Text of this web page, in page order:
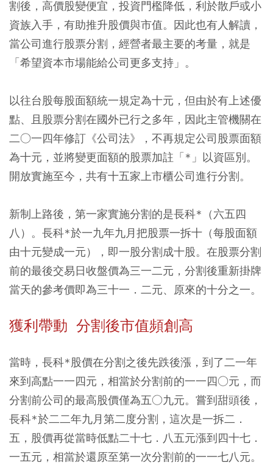
割後，高價股變便宜，投資門檻降低，利於散戶或小
資族入手，有助推升股價與市值。因此也有人解讀，
當公司進行股票分割，經營者最主要的考量，就是
「希望資本市場能給公司更多支持」。
以往台股每股面額統一規定為十元，但由於有上述優
點、且股票分割在國外已行之多年，因此主管機關在
二○一四年修訂《公司法》，不再規定公司股票面額
為十元，並將變更面額的股票加註「*」以資區別。
開放實施至今，共有十五家上市櫃公司進行分割。
新制上路後，第一家實施分割的是長科*（六五四
八）。長科*於一九年九月把股票一拆十（每股面額
由十元變成一元），即一股分割成十股。在股票分割
前的最後交易日收盤價為三一二元，分割後重新掛牌
當天的參考價即為三十一．二元、原來的十分之一。
獲利帶動 分割後市值頻創高
當時，長科*股價在分割之後先跌後漲，到了二一年
來到高點一一四元，相當於分割前的一一四○元，而
分割前公司的最高股價僅為五○九元。嘗到甜頭後，
長科*於二二年九月第二度分割，這次是一拆二．
五，股價再從當時低點二十七．八五元漲到四十七．
一五元，相當於還原至第一次分割前的一一七八元。